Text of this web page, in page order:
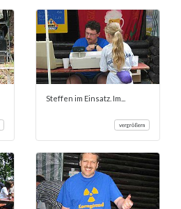
Steffen im Einsatz. Im...
vergrößern